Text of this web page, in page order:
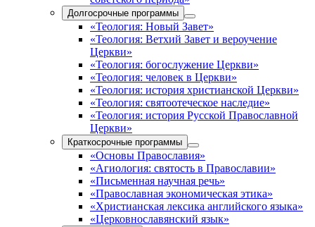
Долгосрочные программы
«Теология: Новый Завет»
«Теология: Ветхий Завет и вероучение
Церкви»
«Теология: богослужение Церкви»
«Теология: человек в Церкви»
«Теология: история христианской Церкви»
«Теология: святоотеческое наследие»
«Теология: история Русской Православной
Церкви»
Краткосрочные программы
«Основы Православия»
«Агиология: святость в Православии»
«Письменная научная речь»
«Православная экономическая этика»
«Христианская лексика английского языка»
«Церковнославянский язык»